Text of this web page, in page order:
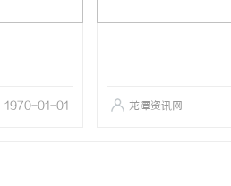
1970-01-01 龙潭资讯网